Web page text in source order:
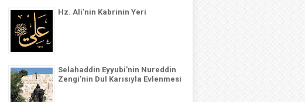
Hz. Ali’nin Kabrinin Yeri
Selahaddin Eyyubi’nin Nureddin
Zengi’nin Dul Karısıyla Evlenmesi